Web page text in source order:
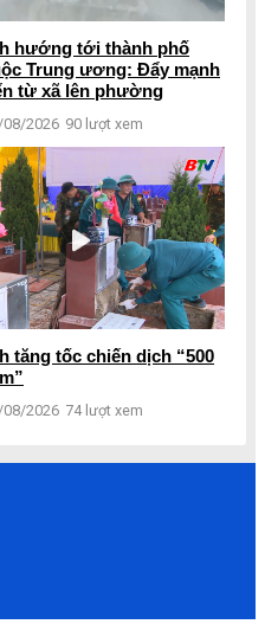
hướng tới thành phố
Trung ương: Đẩy mạnh
từ xã lên phường
08/2026 90 lượt xem
tăng tốc chiến dịch “500
08/2026 74 lượt xem